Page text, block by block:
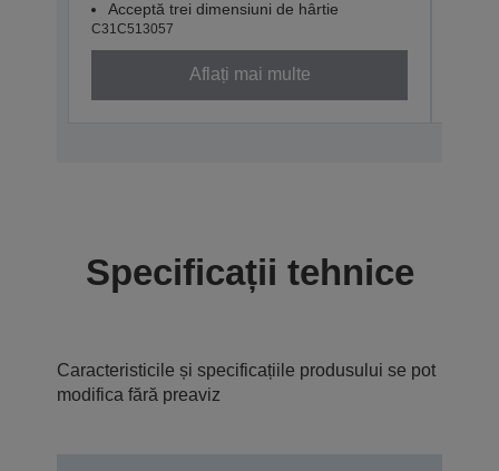
Acceptă trei dimensiuni de hârtie
C31C513057
Aflați mai multe
Specificații tehnice
Caracteristicile și specificațiile produsului se pot
modifica fără preaviz